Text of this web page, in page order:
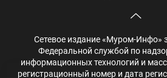
Сетевое издание «Муром-Инфо»
Федеральной службой по
информационных технологий и
регистрационный номер и дата